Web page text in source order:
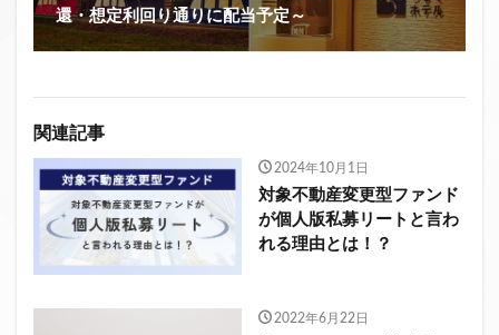
還・想定利回り通りに配当予定～
関連記事
2024年10月1日
対象不動産変更型ファンド
が個人版私募リートと言わ
れる理由とは！？
2022年6月22日